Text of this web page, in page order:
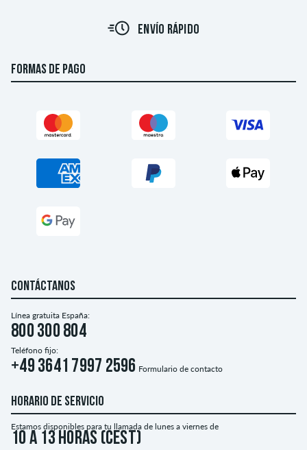
ENVÍO RÁPIDO
FORMAS DE PAGO
CONTÁCTANOS
Línea gratuita España:
800 300 804
Teléfono fijo:
+49 3641 7997 2596 Formulario de contacto
HORARIO DE SERVICIO
Estamos disponibles para tu llamada de lunes a viernes de
10 a 13 horas (CEST)